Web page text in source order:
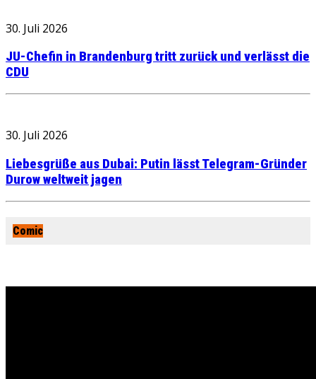
30. Juli 2026
JU-Chefin in Brandenburg tritt zurück und verlässt die
CDU
30. Juli 2026
Liebesgrüße aus Dubai: Putin lässt Telegram-Gründer
Durow weltweit jagen
Comic